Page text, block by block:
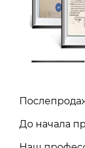
До начала